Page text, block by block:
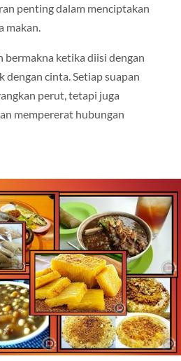
penting dalam menciptakan
makan.
bermakna ketika diisi dengan
dengan cinta. Setiap suapan
perut, tetapi juga
mempererat hubungan